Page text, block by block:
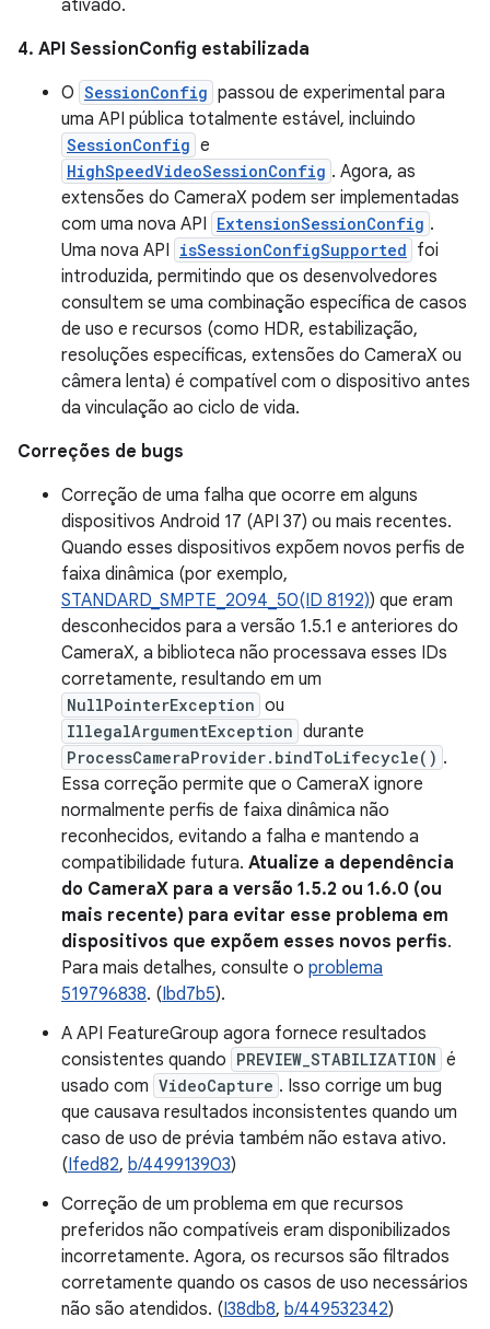
ativado.
4. API SessionConfig estabilizada
O SessionConfig passou de experimental para
uma API pública totalmente estável, incluindo
SessionConfig e
HighSpeedVideoSessionConfig . Agora, as
extensões do CameraX podem ser implementadas
com uma nova API ExtensionSessionConfig .
Uma nova API isSessionConfigSupported foi
introduzida, permitindo que os desenvolvedores
consultem se uma combinação específica de casos
de uso e recursos (como HDR, estabilização,
resoluções específicas, extensões do CameraX ou
câmera lenta) é compatível com o dispositivo antes
da vinculação ao ciclo de vida.
Correções de bugs
Correção de uma falha que ocorre em alguns
dispositivos Android 17 (API 37) ou mais recentes.
Quando esses dispositivos expõem novos perfis de
faixa dinâmica (por exemplo,
STANDARD_SMPTE_2094_50(ID 8192)) que eram
desconhecidos para a versão 1.5.1 e anteriores do
CameraX, a biblioteca não processava esses IDs
corretamente, resultando em um
NullPointerException ou
IllegalArgumentException durante
ProcessCameraProvider.bindToLifecycle() .
Essa correção permite que o CameraX ignore
normalmente perfis de faixa dinâmica não
reconhecidos, evitando a falha e mantendo a
compatibilidade futura. Atualize a dependência
do CameraX para a versão 1.5.2 ou 1.6.0 (ou
mais recente) para evitar esse problema em
dispositivos que expõem esses novos perfis.
Para mais detalhes, consulte o problema
519796838. (Ibd7b5).
A API FeatureGroup agora fornece resultados
consistentes quando PREVIEW_STABILIZATION é
usado com VideoCapture . Isso corrige um bug
que causava resultados inconsistentes quando um
caso de uso de prévia também não estava ativo.
(Ifed82, b/449913903)
Correção de um problema em que recursos
preferidos não compatíveis eram disponibilizados
incorretamente. Agora, os recursos são filtrados
corretamente quando os casos de uso necessários
não são atendidos. (I38db8, b/449532342)